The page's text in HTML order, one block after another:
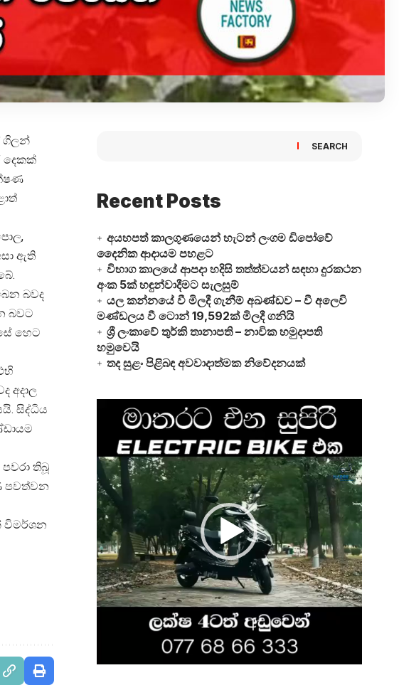
ගිලන්
දෙකක්
ඇති
බවද
බවට
හෙට
අදාල
සිද්ධිය
තිබූ
පවත්වන
විමර්ශන
SEARCH
Recent Posts
අයහපත් කාලගුණයෙන් හැටන් ලංගම ඩිපෝවේ
දෛනික ආදායම පහළට
විභාග කාලයේ ආපදා හදිසි තත්ත්වයන් සඳහා දුරකථන
අංක 5ක් හඳුන්වාදීමට සැලසුම්
යල කන්නයේ වී මිලදී ගැනීම් අඛණ්ඩව – වී අලෙවි
මණ්ඩලය වී ටොන් 19,592ක් මිලදී ගනියි
ශ්‍රී ලංකාවේ තුර්කි තානාපති – නාවික හමුදාපති
හමුවෙයි
තද සුළං පිළිබඳ අවවාදාත්මක නිවේදනයක්
Video
Player